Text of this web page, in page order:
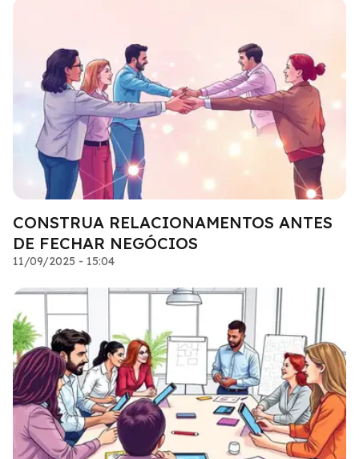
CONSTRUA RELACIONAMENTOS ANTES
DE FECHAR NEGÓCIOS
11/09/2025 - 15:04